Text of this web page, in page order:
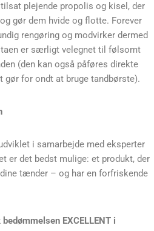
plejende propolis og kisel, der
gør dem hvide og flotte. Forever
rengøring og modvirker dermed
er særligt velegnet til følsomt
(den kan også påføres direkte
gør for ondt at bruge tandbørste).
i samarbejde med eksperter
er det bedst mulige: et produkt, der
tænder – og har en forfriskende
EXCELLENT i